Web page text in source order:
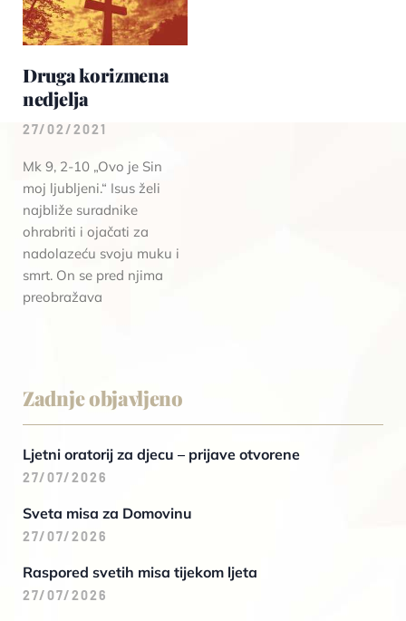
Druga korizmena
nedjelja
27/02/2021
Mk 9, 2-10 „Ovo je Sin
moj ljubljeni.“ Isus želi
najbliže suradnike
ohrabriti i ojačati za
nadolazeću svoju muku i
smrt. On se pred njima
preobražava
Zadnje objavljeno
Ljetni oratorij za djecu – prijave otvorene
27/07/2026
Sveta misa za Domovinu
27/07/2026
Raspored svetih misa tijekom ljeta
27/07/2026